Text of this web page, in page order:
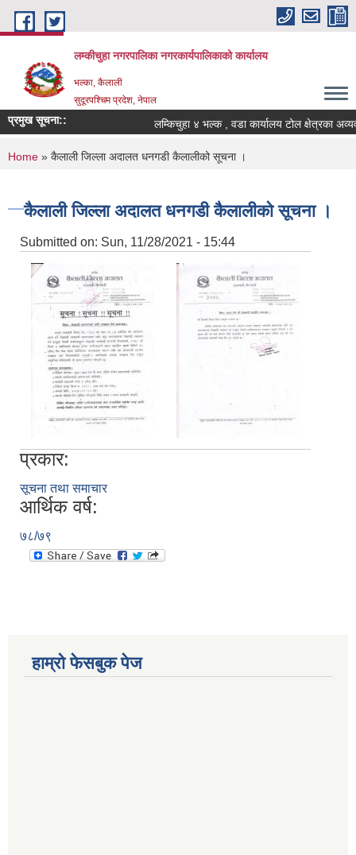
Skip to main content
लम्कीचुहा नगरपालिका नगरकार्यपालिकाको कार्यालय
भल्का, कैलाली
सुदूरपश्चिम प्रदेश, नेपाल
प्रमुख सूचना::
You are here
Home » कैलाली जिल्ला अदालत धनगडी कैलालीको सूचना ।
कैलाली जिल्ला अदालत धनगडी कैलालीको सूचना ।
Submitted on: Sun, 11/28/2021 - 15:44
प्रकार:
सूचना तथा समाचार
आर्थिक वर्ष:
७८/७९
हाम्रो फेसबुक पेज